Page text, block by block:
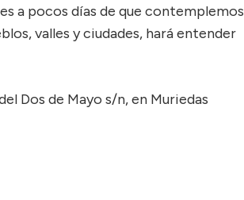
a pocos días de que contemplemos
valles y ciudades, hará entender
Dos de Mayo s/n, en Muriedas